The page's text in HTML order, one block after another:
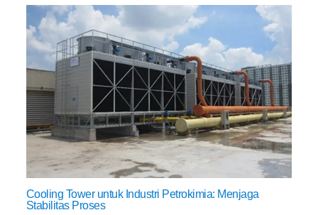
Cooling Tower untuk Industri Petrokimia: Menjaga
Stabilitas Proses